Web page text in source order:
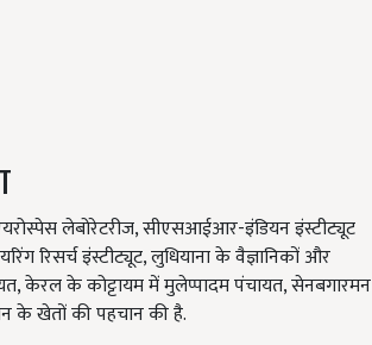
लेबोरेटरीज, सीएसआईआर-इंडियन इंस्टीट्यूट
रिसर्च इंस्टीट्यूट, लुधियाना के वैज्ञानिकों और
केरल के कोट्टायम में मुलेप्पादम पंचायत, सेनबगारमन
के खेतों की पहचान की है.